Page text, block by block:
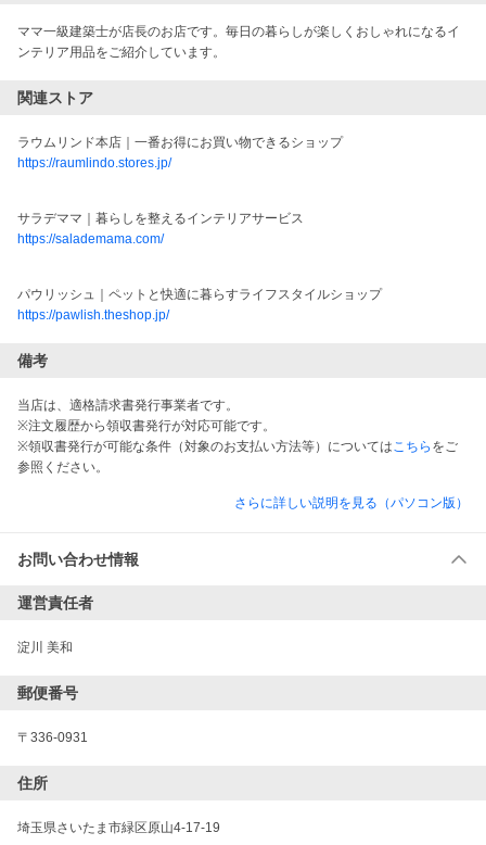
ママ一級建築士が店長のお店です。毎日の暮らしが楽しくおしゃれになるイ
ンテリア用品をご紹介しています。
関連ストア
ラウムリンド本店｜一番お得にお買い物できるショップ
https://raumlindo.stores.jp/
サラデママ｜暮らしを整えるインテリアサービス
https://salademama.com/
パウリッシュ｜ペットと快適に暮らすライフスタイルショップ
https://pawlish.theshop.jp/
備考
当店は、適格請求書発行事業者です。
※注文履歴から領収書発行が対応可能です。
※領収書発行が可能な条件（対象のお支払い方法等）についてはこちら をご
参照ください。
さらに詳しい説明を見る（パソコン版）
お問い合わせ情報
運営責任者
淀川 美和
郵便番号
〒336-0931
住所
埼玉県さいたま市緑区原山4-17-19